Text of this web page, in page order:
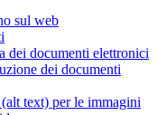
sul web
dei documenti elettronici
dei documenti
text) per le immagini